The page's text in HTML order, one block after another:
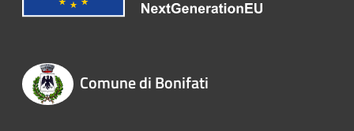
Comune di Bonifati